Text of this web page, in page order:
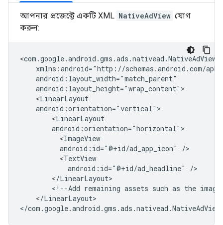
আপনার প্রজেক্টে একটি XML NativeAdView যোগ
করুন:
android:id="@+id/ad_app_icon"
android:id="@+id/ad_headline"
<!--Add remaining assets such as the image
</LinearLayout>